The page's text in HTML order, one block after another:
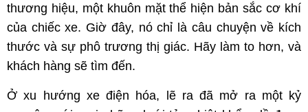
thương hiệu, một khuôn mặt thể hiện bản sắc cơ khí
của chiếc xe. Giờ đây, nó chỉ là câu chuyện về kích
thước và sự phô trương thị giác. Hãy làm to hơn, và
khách hàng sẽ tìm đến.
Ở xu hướng xe điện hóa, lẽ ra đã mở ra một kỷ